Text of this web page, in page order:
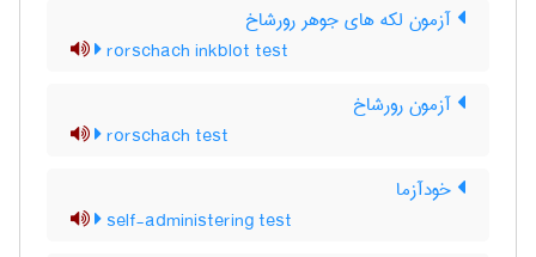
آزمون لکه های جوهر رورشاخ
rorschach inkblot test
آزمون رورشاخ
rorschach test
خودآزما
self-administering test